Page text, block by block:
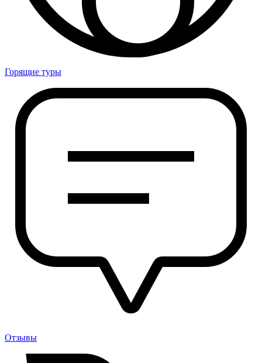
Горящие туры
Отзывы